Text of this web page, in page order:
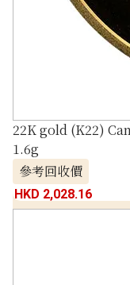
22K gold (K22)
1.6g
參考回收價
HKD 2,028.16